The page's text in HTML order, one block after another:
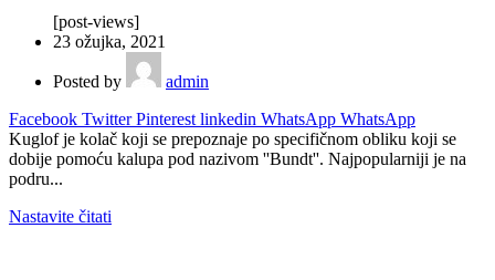
[post-views]
23 ožujka, 2021
Posted by
admin
Facebook Twitter Pinterest linkedin WhatsApp WhatsApp
Kuglof je kolač koji se prepoznaje po specifičnom obliku koji se
dobije pomoću kalupa pod nazivom ''Bundt''. Najpopularniji je na
podru...
Nastavite čitati